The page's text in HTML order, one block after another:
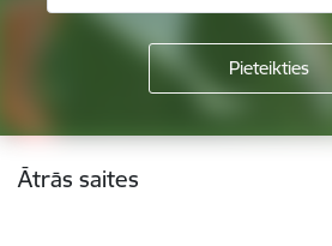
Kājene
Ātrās saites